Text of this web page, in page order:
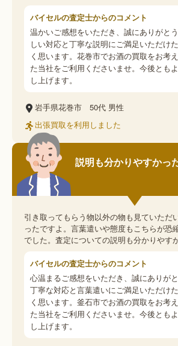
バイセルの査定士からのコメント
温かいご感想をいただき、誠にありがと
しい対応と丁寧な説明にご満足いただけ
く思います。花巻市でお酒の買取をお考
た当社をご利用くださいませ。今後とも
し上げます。
岩手県花巻市 50代 男性
出張買取を利用しました
説明も分かりやすかっ
引き取ってもらう物以外の物も見ていただ
ったですよ。言葉遣いや態度もこちらが恐
でした。査定についての説明も分かりやす
バイセルの査定士からのコメント
心温まるご感想をいただき、誠にありがと
丁寧な対応と言葉遣いにご満足いただけ
く思います。釜石市でお酒の買取をお考
た当社をご利用くださいませ。今後とも
し上げます。